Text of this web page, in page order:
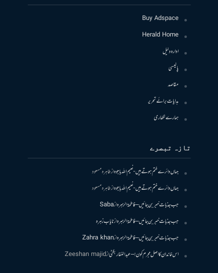
Buy Adspace
Herald Home
ادارہ دلیل
پالیسی
مقاصد
ہدایات برائے تحریر
ہمارے لکھاری
تازہ تبصرے
جہاں دائرے ختم ہوتے ہیں- نعیم اللہ باجوہازطاہرہ مسعود
جہاں دائرے ختم ہوتے ہیں- نعیم اللہ باجوہازطاہرہ مسعود
جب جذبات خبر بن جائیں – فاطمۃالزہرہازSaba
جب جذبات خبر بن جائیں – فاطمۃالزہرہازنایاب زہرہ
جب جذبات خبر بن جائیں – فاطمۃالزہرہازZahra khan
اس خاندان کا اصل مجرم کون! – عبدالغفار بگٹیازZeeshan majid